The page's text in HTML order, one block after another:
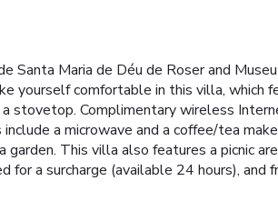
Santa Maria de Déu de Roser and
yourself comfortable in this villa, which
stovetop. Complimentary wireless
a microwave and a coffee/tea
This villa also features a picnic
a surcharge (available 24 hours), and